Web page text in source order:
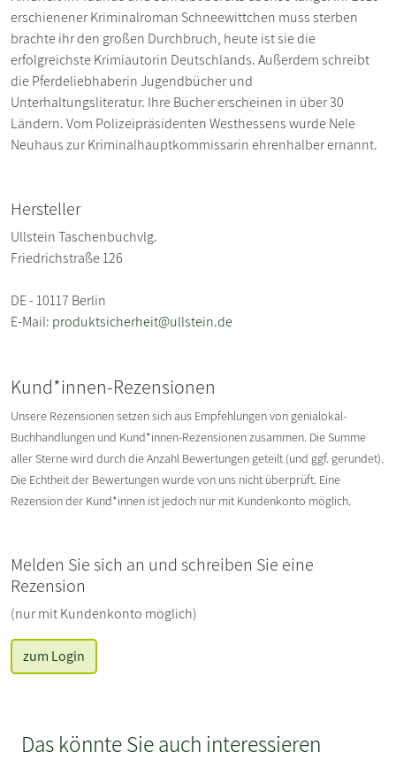
erschienener Kriminalroman Schneewittchen muss sterben
brachte ihr den großen Durchbruch, heute ist sie die
erfolgreichste Krimiautorin Deutschlands. Außerdem schreibt
die Pferdeliebhaberin Jugendbücher und
Unterhaltungsliteratur. Ihre Bücher erscheinen in über 30
Ländern. Vom Polizeipräsidenten Westhessens wurde Nele
Neuhaus zur Kriminalhauptkommissarin ehrenhalber ernannt.
Hersteller
Ullstein Taschenbuchvlg.
Friedrichstraße 126
DE - 10117 Berlin
E-Mail: produktsicherheit@ullstein.de
Kund*innen-Rezensionen
Unsere Rezensionen setzen sich aus Empfehlungen von genialokal-
Buchhandlungen und Kund*innen-Rezensionen zusammen. Die Summe
aller Sterne wird durch die Anzahl Bewertungen geteilt (und ggf. gerundet).
Die Echtheit der Bewertungen wurde von uns nicht überprüft. Eine
Rezension der Kund*innen ist jedoch nur mit Kundenkonto möglich.
Melden Sie sich an und schreiben Sie eine
Rezension
(nur mit Kundenkonto möglich)
zum Login
Das könnte Sie auch interessieren